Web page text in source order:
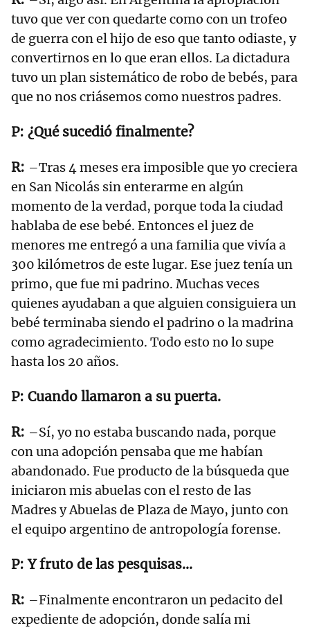
tuvo que ver con quedarte como con un trofeo
de guerra con el hijo de eso que tanto odiaste, y
convertirnos en lo que eran ellos. La dictadura
tuvo un plan sistemático de robo de bebés, para
que no nos criásemos como nuestros padres.
¿Qué sucedió finalmente?
–Tras 4 meses era imposible que yo creciera
en San Nicolás sin enterarme en algún
momento de la verdad, porque toda la ciudad
hablaba de ese bebé. Entonces el juez de
menores me entregó a una familia que vivía a
300 kilómetros de este lugar. Ese juez tenía un
primo, que fue mi padrino. Muchas veces
quienes ayudaban a que alguien consiguiera un
bebé terminaba siendo el padrino o la madrina
como agradecimiento. Todo esto no lo supe
hasta los 20 años.
Cuando llamaron a su puerta.
–Sí, yo no estaba buscando nada, porque
con una adopción pensaba que me habían
abandonado. Fue producto de la búsqueda que
iniciaron mis abuelas con el resto de las
Madres y Abuelas de Plaza de Mayo, junto con
el equipo argentino de antropología forense.
Y fruto de las pesquisas...
–Finalmente encontraron un pedacito del
expediente de adopción, donde salía mi